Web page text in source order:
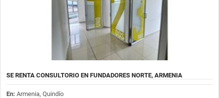
SE RENTA CONSULTORIO EN FUNDADORES NORTE, ARMENIA
En: Armenia, Quindío